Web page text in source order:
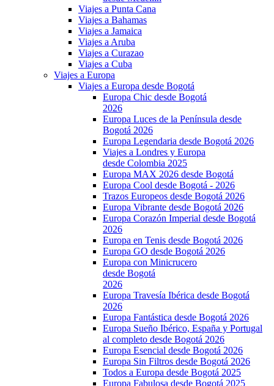
Viajes a Punta Cana
Viajes a Bahamas
Viajes a Jamaica
Viajes a Aruba
Viajes a Curazao
Viajes a Cuba
Viajes a Europa
Viajes a Europa desde Bogotá
Europa Chic desde Bogotá
2026
Europa Luces de la Península desde
Bogotá 2026
Europa Legendaria desde Bogotá 2026
Viajes a Londres y Europa
desde Colombia 2025
Europa MAX 2026 desde Bogotá
Europa Cool desde Bogotá - 2026
Trazos Europeos desde Bogotá 2026
Europa Vibrante desde Bogotá 2026
Europa Corazón Imperial desde Bogotá
2026
Europa en Tenis desde Bogotá 2026
Europa GO desde Bogotá 2026
Europa con Minicrucero
desde Bogotá
2026
Europa Travesía Ibérica desde Bogotá
2026
Europa Fantástica desde Bogotá 2026
Europa Sueño Ibérico, España y Portugal
al completo desde Bogotá 2026
Europa Esencial desde Bogotá 2026
Europa Sin Filtros desde Bogotá 2026
Todos a Europa desde Bogotá 2025
Europa Fabulosa desde Bogotá 2025